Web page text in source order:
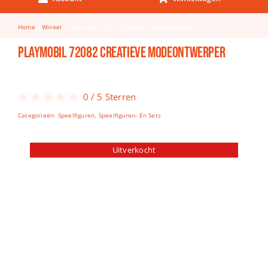
Keuken & Tafelen
Kinderfietsen
Knutselen
Spellen
Puzzels
Home Winkel
Playmobil 72082 Creatieve Modeontwerper
0 / 5 Sterren
Categorieën: Speelfiguren, Speelfiguren- En Sets
Uitverkocht